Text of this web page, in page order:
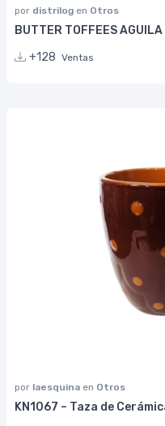
por distrilog en Otros
BUTTER TOFFEES AGUILA
+128 Ventas
por laesquina en Otros
KN1067 – Taza de